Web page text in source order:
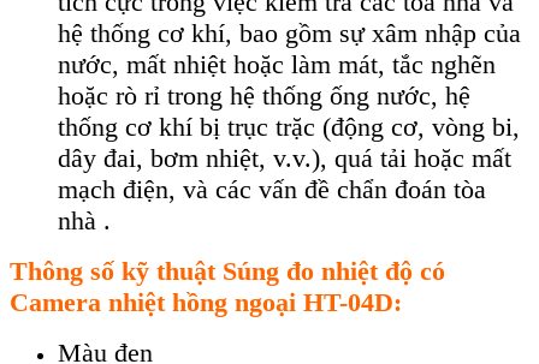
hệ thống cơ khí, bao gồm sự xâm nhập của
nước, mất nhiệt hoặc làm mát, tắc nghẽn
hoặc rò rỉ trong hệ thống ống nước, hệ
thống cơ khí bị trục trặc (động cơ, vòng bi,
dây đai, bơm nhiệt, v.v.), quá tải hoặc mất
mạch điện, và các vấn đề chẩn đoán tòa
nhà .
Thông số kỹ thuật Súng đo nhiệt độ có
Camera nhiệt hồng ngoại HT-04D:
Màu đen